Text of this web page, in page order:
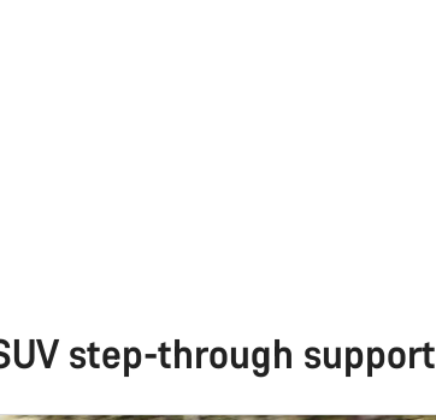
step-through support